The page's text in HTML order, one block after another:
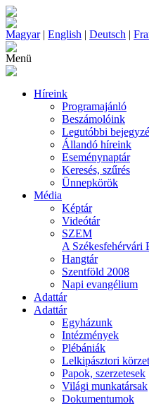
Magyar| English | Deutsch |
Menü
Híreink
Programajánló
Beszámolóink
Legutóbbi
Állandó híreink
Eseménynaptár
Keresés, szűrés
Ünnepkörök
Média
Képtár
Videótár
SZEM
A Székesfehérvári
Hangtár
Szentföld 2008
Napi evangélium
Adattár
Adattár
Egyházunk
Intézmények
Plébániák
Lelkipásztori
Papok, szerzetesek
Világi munkatársak
Dokumentumok